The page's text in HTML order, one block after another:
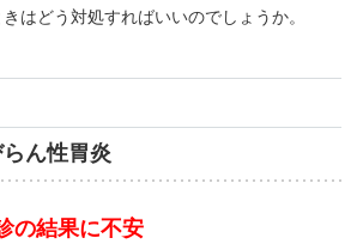
はどう対処すればいいのでしょうか。
ん性胃炎
の結果に不安